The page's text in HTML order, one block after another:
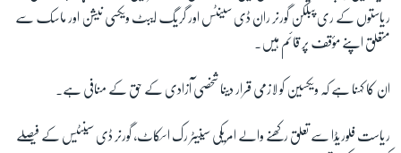
ریاستوں کے ری پبلکن گورنر ران ڈی سینٹس اور گریگ ایبٹ ویکسی نیشن اور ماسک سے
متعلق اپنے مؤقف پر قائم ہیں۔
ان کا کہنا ہے کہ ویکسین کو لازمی قرار دینا شخصی آزادی کے حق کے منافی ہے۔
ریاست فلوریڈا سے تعلق رکھنے والے امریکی سینیٹر رک اسکاٹ، گورنر ڈی سینٹیس کے فیصلے